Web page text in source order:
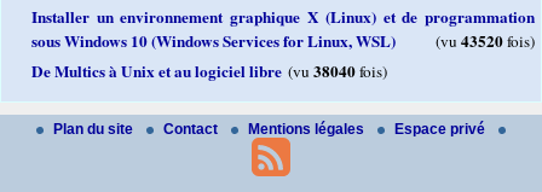
Installer un environnement graphique X (Linux) et de programmation
sous Windows 10 (Windows Services for Linux, WSL)
(vu 43520fois)
De Multics à Unix et au logiciel libre (vu 38040fois)
Plan du site Contact Mentions légales Espace privé